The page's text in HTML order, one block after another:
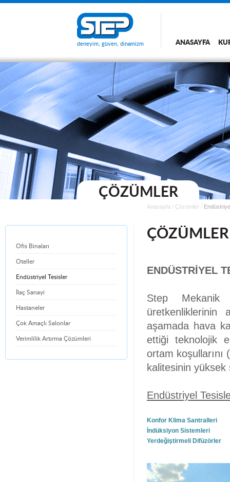
deneyim, güven, dinamizm ANASAYFA
ÇÖZÜMLER
Ofis Binaları
Oteller
Endüstriyel Tesisler
İlaç Sanayi
Hastaneler
Çok Amaçlı Salonlar
Verimlilik Artırma Çözümleri
Anasayfa / Çözümler /
ENDÜSTRİYEL
Step Mekanik
üretkenliklerinin
aşamada hava
ettiği teknolojik
ortam
kalitesinin yüksek
Endüstriyel
Konfor Klima Santralleri
İndüksiyon Sistemleri
Yerdeğiştirmeli Difüzörler